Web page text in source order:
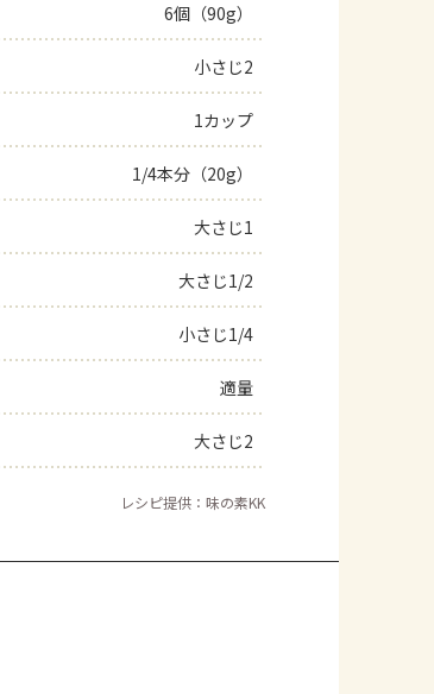
お買い物
6個（90g）
小さじ2
1カップ
1/4本分（20g）
大さじ1
大さじ1/2
小さじ1/4
適量
大さじ2
レシピ提供：味の素KK